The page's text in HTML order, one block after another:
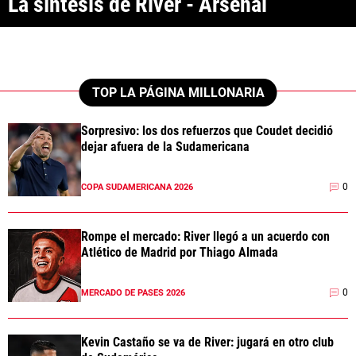
ANÁLISIS TÁCTICO
NOTICIAS
GUÍAS
CÓDIGOS
PRONÓSTICOS
APUESTA DEL DÍA
ESCRIBÍ EN LA PÁGINA MILLONARIAAPUESTAS
La Página Millonaria es un sitio no oficial, creado por socios e
hinchas de River y no tiene afiliación alguna con el club Atlético River
Plate.
Esta sección no tiene relación alguna con el club. Para visitar el sitio
TOP LA PÁGINA MILLONARIA
Sorpresivo: los dos refuerzos que Coudet decidió
dejar afuera de la Sudamericana
COPA SUDAMERICANA 2026 0
Rompe el mercado: River llegó a un acuerdo con
Atlético de Madrid por Thiago Almada
MERCADO DE PASES 2026 0
Kevin Castaño se va de River: jugará en otro club